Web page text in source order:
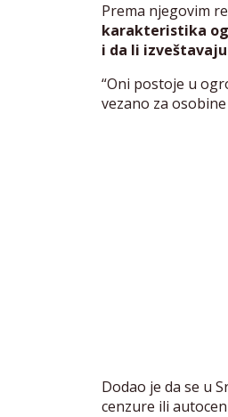
Prema njegovim
karakteristika
i da li
“Oni postoje u
vezano za
Dodao je da se u
cenzure ili